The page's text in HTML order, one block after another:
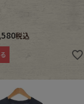
す 税込